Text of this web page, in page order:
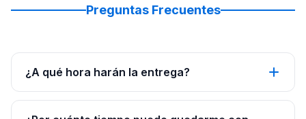
Preguntas Frecuentes
¿A qué hora harán la entrega?